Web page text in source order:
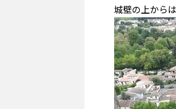
城壁の上から